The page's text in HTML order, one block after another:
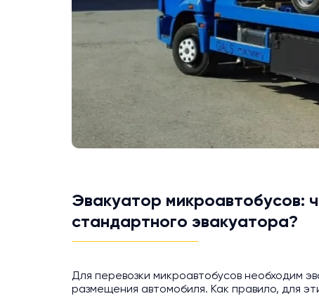
Эвакуатор микроавтобусов:
стандартного эвакуатора?
Для перевозки микроавтобусов необходим
размещения автомобиля. Как правило, для